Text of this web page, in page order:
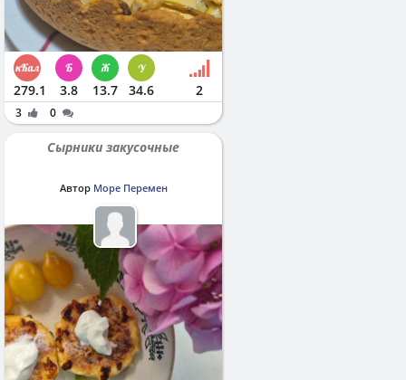
279.1 3.8 13.7 34.6 2
3 0
Сырники закусочные
Автор Море Перемен